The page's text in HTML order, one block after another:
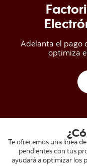
Adelanta el pago
optimiza
Te ofrecemos una línea
pendientes con tus
ayudará a optimizar los